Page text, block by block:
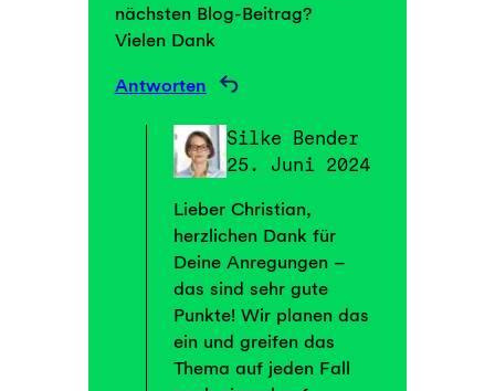
nächsten Blog-Beitrag?
Vielen Dank
Antworten
Silke Bender
25. Juni 2024
Lieber Christian,
herzlichen Dank für
Deine Anregungen –
das sind sehr gute
Punkte! Wir planen das
ein und greifen das
Thema auf jeden Fall